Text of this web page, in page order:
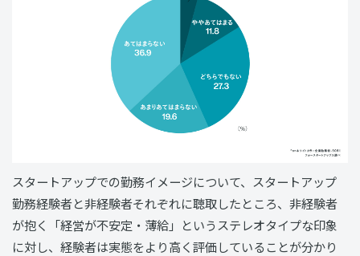
スタートアップでの勤務イメージについて、スタートアップ
勤務経験者と非経験者それぞれに聴取したところ、非経験者
が抱く「経営が不安定・薄給」というステレオタイプな印象
に対し、経験者は実態をより高く評価していることが分かり